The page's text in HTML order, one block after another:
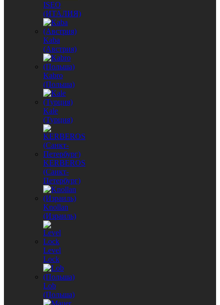
ISEO
(ИТАЛИЯ)
Kaba
(Австрия)
Kabro
(Польша)
Kale
(Турция)
KERBEROS
(Санкт-
Петербург)
Knollan
(Израиль)
Level
Lock
Lob
(Польша)